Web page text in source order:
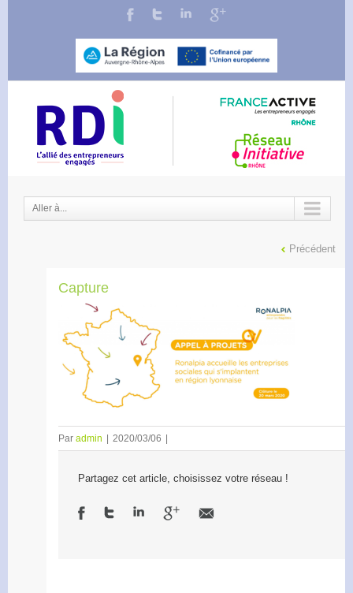
Aller à...
Précédent
Capture
Par admin 2020/03/06
Partagez cet article, choisissez votre réseau !